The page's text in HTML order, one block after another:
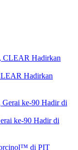
Hadirkan
ke-90 Hadir di